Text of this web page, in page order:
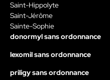
Saint-Hippolyte
Saint-Jérôme
Sainte-Sophie
donormyl sans ordonnance
lexomil sans ordonnance
priligy sans ordonnance